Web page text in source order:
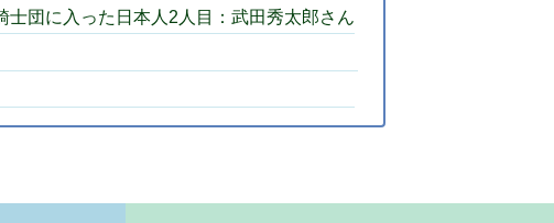
士団に入った日本人2人目：武田秀太郎さん